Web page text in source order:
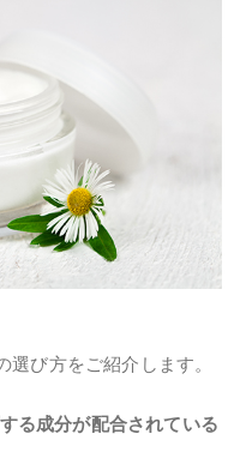
び方をご紹介します。
成分が配合されている